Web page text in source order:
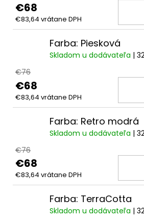
€68
€83,64 vrátane DPH
Farba: Piesková
Skladom u dodávateľa |
€76
€68
€83,64 vrátane DPH
Farba: Retro modrá
Skladom u dodávateľa |
€76
€68
€83,64 vrátane DPH
Farba: TerraCotta
Skladom u dodávateľa |